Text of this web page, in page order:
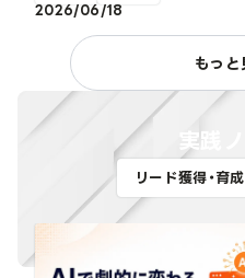
2026/06/18
もっと
実践
リード獲得・育成